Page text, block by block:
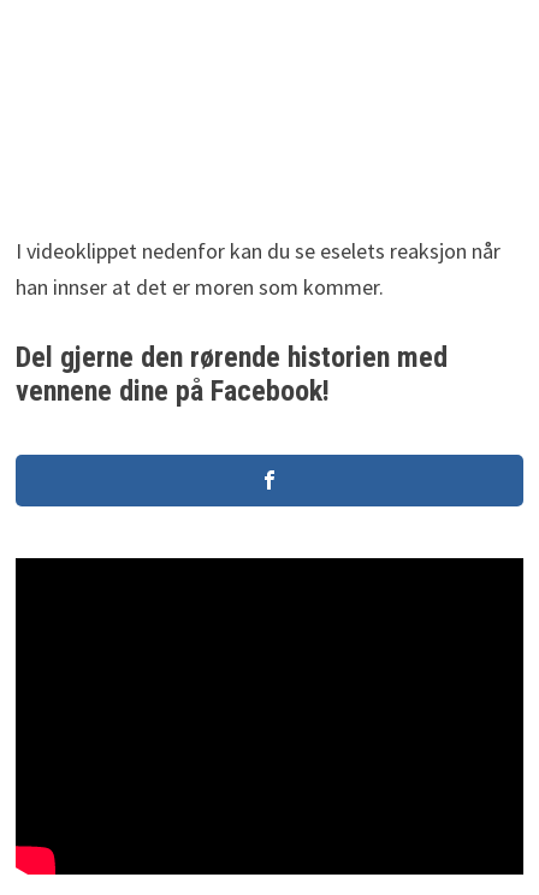
I videoklippet nedenfor kan du se eselets reaksjon når
han innser at det er moren som kommer.
Del gjerne den rørende historien med
vennene dine på Facebook!